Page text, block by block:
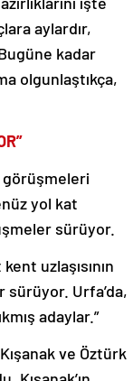
aylardır,
kadar
olgunlaştıkça,
görüşmeleri
yol kat
sürüyor.
uzlaşısının
sürüyor. Urfa’da,
adaylar.”
ve Öztürk